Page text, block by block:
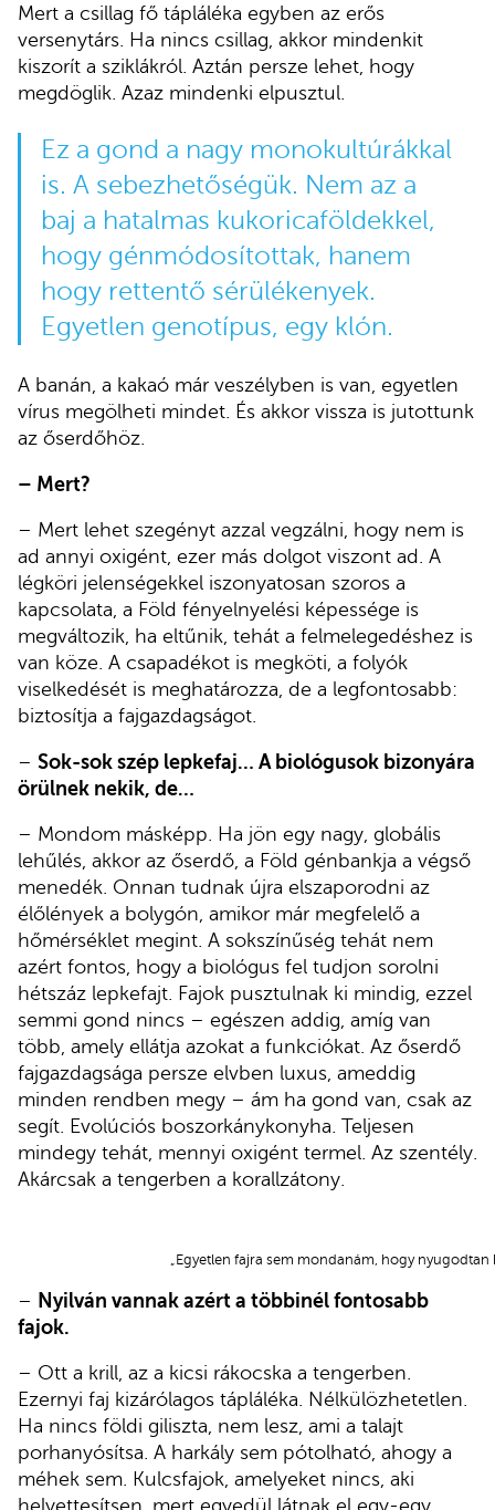
Mert a csillag fő tápláléka egyben az erős
versenytárs. Ha nincs csillag, akkor mindenkit
kiszorít a sziklákról. Aztán persze lehet, hogy
megdöglik. Azaz mindenki elpusztul.
Ez a gond a nagy monokultúrákkal
is. A sebezhetőségük. Nem az a
baj a hatalmas kukoricaföldekkel,
hogy génmódosítottak, hanem
hogy rettentő sérülékenyek.
Egyetlen genotípus, egy klón.
A banán, a kakaó már veszélyben is van, egyetlen
vírus megölheti mindet. És akkor vissza is jutottunk
az őserdőhöz.
– Mert?
– Mert lehet szegényt azzal vegzálni, hogy nem is
ad annyi oxigént, ezer más dolgot viszont ad. A
légköri jelenségekkel iszonyatosan szoros a
kapcsolata, a Föld fényelnyelési képessége is
megváltozik, ha eltűnik, tehát a felmelegedéshez is
van köze. A csapadékot is megköti, a folyók
viselkedését is meghatározza, de a legfontosabb:
biztosítja a fajgazdagságot.
– Sok-sok szép lepkefaj… A biológusok bizonyára
örülnek nekik, de…
– Mondom másképp. Ha jön egy nagy, globális
lehűlés, akkor az őserdő, a Föld génbankja a végső
menedék. Onnan tudnak újra elszaporodni az
élőlények a bolygón, amikor már megfelelő a
hőmérséklet megint. A sokszínűség tehát nem
azért fontos, hogy a biológus fel tudjon sorolni
hétszáz lepkefajt. Fajok pusztulnak ki mindig, ezzel
semmi gond nincs – egészen addig, amíg van
több, amely ellátja azokat a funkciókat. Az őserdő
fajgazdagsága persze elvben luxus, ameddig
minden rendben megy – ám ha gond van, csak az
segít. Evolúciós boszorkánykonyha. Teljesen
mindegy tehát, mennyi oxigént termel. Az szentély.
Akárcsak a tengerben a korallzátony.
„Egyetlen fajra sem mondanám, hogy
– Nyilván vannak azért a többinél fontosabb
fajok.
– Ott a krill, az a kicsi rákocska a tengerben.
Ezernyi faj kizárólagos tápláléka. Nélkülözhetetlen.
Ha nincs földi giliszta, nem lesz, ami a talajt
porhanyósítsa. A harkály sem pótolható, ahogy a
méhek sem. Kulcsfajok, amelyeket nincs, aki